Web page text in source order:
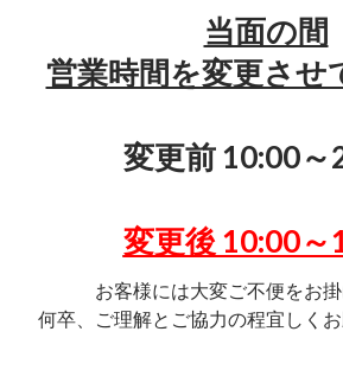
当面の間
営業時間を変更させ
変更前 10:00～
変更後 10:00～
お客様には大変ご不便をお
何卒、ご理解とご協力の程宜しく